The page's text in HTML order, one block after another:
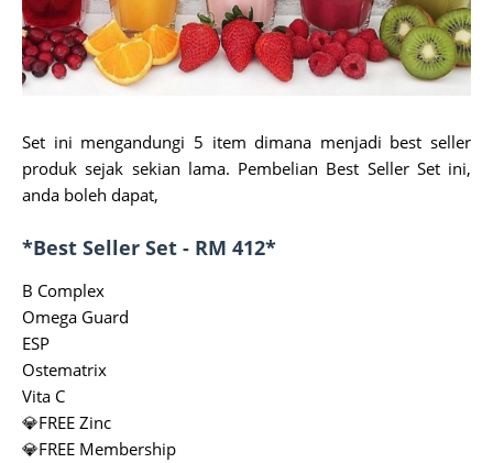
Set ini mengandungi 5 item dimana menjadi best seller
produk sejak sekian lama. Pembelian Best Seller Set ini,
anda boleh dapat,
*Best Seller Set - RM 412*
B Complex
Omega Guard
ESP
Ostematrix
Vita C
💎FREE Zinc
💎FREE Membership